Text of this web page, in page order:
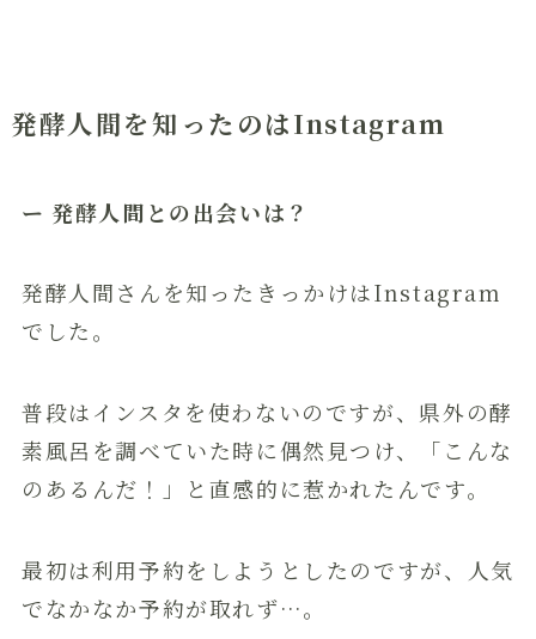
発酵人間を知ったのはInstagram
ー 発酵人間との出会いは？
発酵人間さんを知ったきっかけはInstagram
でした。
普段はインスタを使わないのですが、県外の酵
素風呂を調べていた時に偶然見つけ、「こんな
のあるんだ！」と直感的に惹かれたんです。
最初は利用予約をしようとしたのですが、人気
でなかなか予約が取れず…。